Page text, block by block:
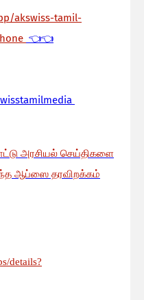
akswiss-tamil-
👈👈
அரசியல் செய்திகளை
ஆப்ஸை தரவிறக்கம்
details?